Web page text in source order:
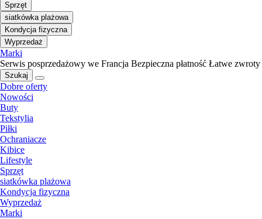
Sprzęt
siatkówka plażowa
Kondycja fizyczna
Wyprzedaż
Marki
Serwis posprzedażowy we Francja Bezpieczna płatność Łatwe zwroty
Szukaj
Dobre oferty
Nowości
Buty
Tekstylia
Piłki
Ochraniacze
Kibice
Lifestyle
Sprzęt
siatkówka plażowa
Kondycja fizyczna
Wyprzedaż
Marki